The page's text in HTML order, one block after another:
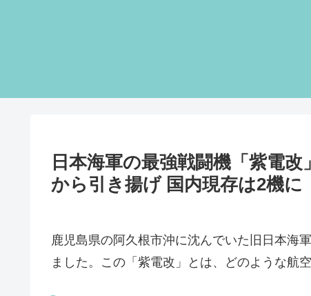
日本海軍の最強戦闘機「紫電
から引き揚げ 国内現存は2機に
鹿児島県の阿久根市沖に沈んでいた旧日本海
ました。この「紫電改」とは、どのような航